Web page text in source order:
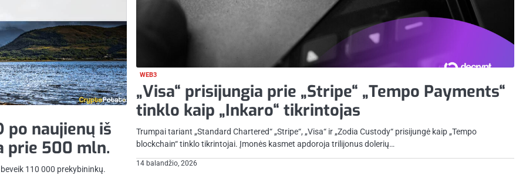
po naujienų iš
prie 500 mln.
110 000 prekybininkų.
WEB3
„Visa“ prisijungia prie „Stripe“ „Tempo Payments“
tinklo kaip „Inkaro“ tikrintojas
Trumpai tariant „Standard Chartered“ „Stripe“, „Visa“ ir „Zodia Custody“ prisijungė kaip „Tempo
blockchain“ tinklo tikrintojai. Įmonės kasmet apdoroja trilijonus dolerių…
14 balandžio, 2026